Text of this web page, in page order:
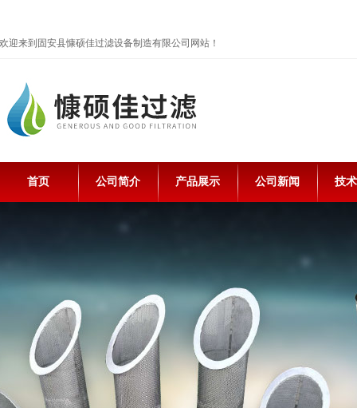
欢迎来到固安县慷硕佳过滤设备制造有限公司网站！
首页 公司简介 产品展示 公司新闻 技